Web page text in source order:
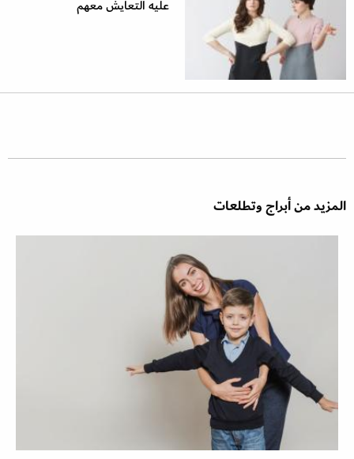
عليه التعايش معهم
المزيد من أبراج وتطلعات